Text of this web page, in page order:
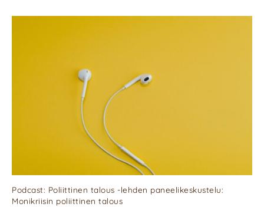
Podcast: Poliittinen talous -lehden paneelikeskustelu:
Monikriisin poliittinen talous